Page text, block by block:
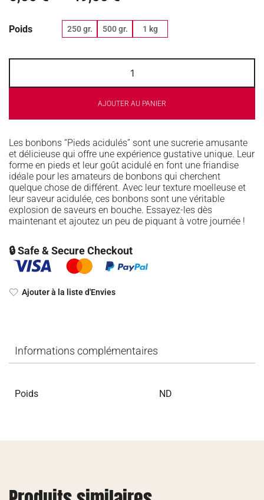
Poids 250 gr. 500 gr. 1 kg
AJOUTER AU PANIER
Les bonbons “Pieds acidulés” sont une sucrerie amusante
et délicieuse qui offre une expérience gustative unique. Leur
forme en pieds et leur goût acidulé en font une friandise
idéale pour les amateurs de bonbons qui cherchent
quelque chose de différent. Avec leur texture moelleuse et
leur saveur acidulée, ces bonbons sont une véritable
explosion de saveurs en bouche. Essayez-les dès
maintenant et ajoutez un peu de piquant à votre journée !
🔒 Safe & Secure Checkout
Ajouter à la liste d'Envies
Informations complémentaires
Poids ND